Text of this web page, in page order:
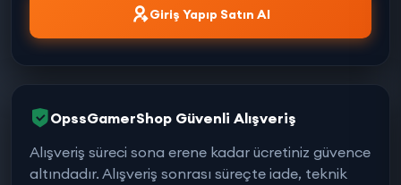
Giriş Yapıp Satın Al
OpssGamerShop Güvenli Alışveriş
Alışveriş süreci sona erene kadar ücretiniz güvence
altındadır. Alışveriş sonrası süreçte iade, teknik